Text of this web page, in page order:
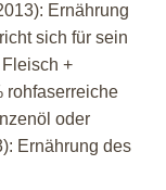
Ernährung
sich für sein
+
rohfaserreiche
oder
Ernährung des